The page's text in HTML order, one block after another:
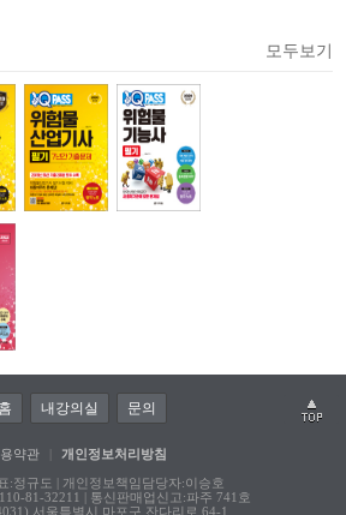
모두보기
홈 내강의실 문의
약관 개인정보처리방침
:정규도 | 개인정보책임담당자:이승호
81-32211 | 통신판매업신고:파주 741호
서울특별시 마포구 잔다리로 64-1